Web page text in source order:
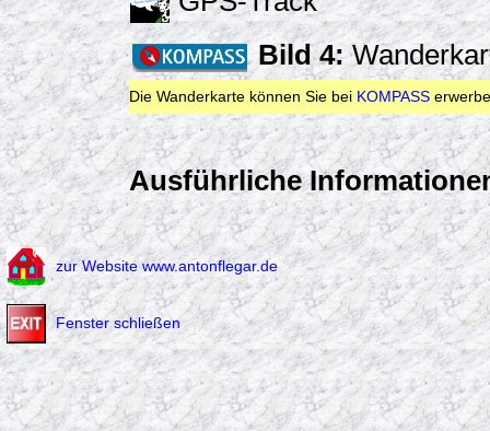
Bild 4:
Die Wanderkarte können Sie bei KOMPASS
Ausführliche
zur Website www.antonflegar.de
Fenster schließen